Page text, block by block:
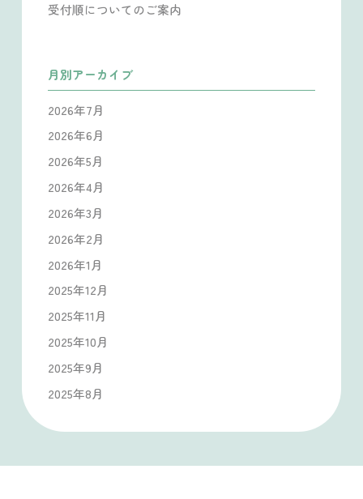
受付順についてのご案内
月別アーカイブ
2026年7月
2026年6月
2026年5月
2026年4月
2026年3月
2026年2月
2026年1月
2025年12月
2025年11月
2025年10月
2025年9月
2025年8月